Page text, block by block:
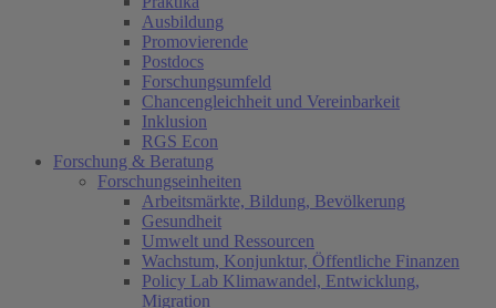
Ausbildung
Promovierende
Postdocs
Forschungsumfeld
Chancengleichheit und Vereinbarkeit
Inklusion
RGS Econ
Forschung & Beratung
Forschungseinheiten
Arbeitsmärkte, Bildung, Bevölkerung
Gesundheit
Umwelt und Ressourcen
Wachstum, Konjunktur, Öffentliche Finanzen
Policy Lab Klimawandel, Entwicklung,
Migration